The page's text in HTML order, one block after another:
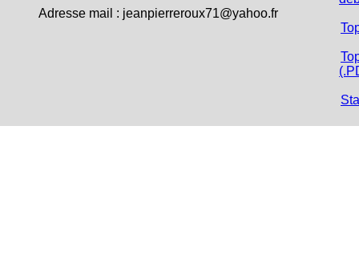
Adresse mail : jeanpierreroux71@yahoo.fr